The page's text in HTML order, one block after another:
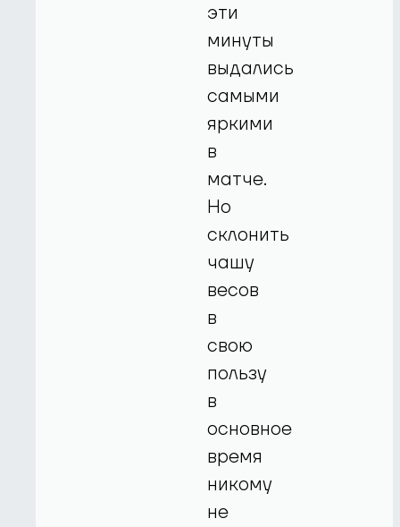
эти
минуты
выдались
самыми
яркими
в
матче.
Но
склонить
чашу
весов
в
свою
пользу
в
основное
время
никому
не